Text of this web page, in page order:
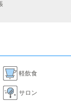
軽飲食
サロン